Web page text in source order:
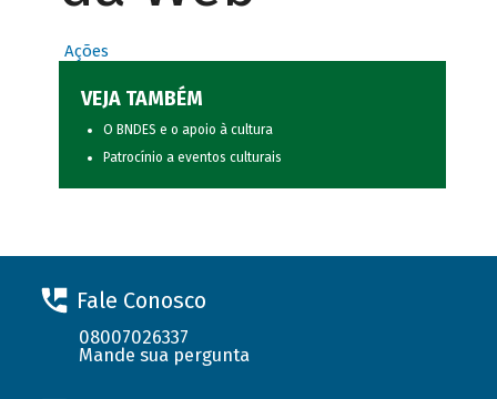
Ações
VEJA TAMBÉM
O BNDES e o apoio à cultura
Patrocínio a eventos culturais
Fale Conosco
08007026337
Mande sua pergunta